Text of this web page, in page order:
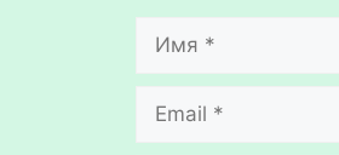
Имя
Email